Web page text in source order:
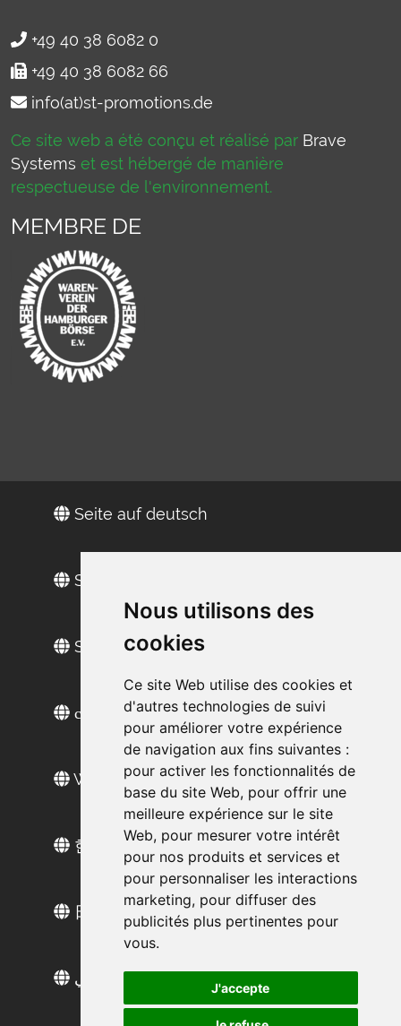
Nous utilisons des
cookies
Ce site Web utilise des cookies et
d'autres technologies de suivi
pour améliorer votre expérience
de navigation aux fins suivantes :
pour activer les fonctionnalités de
base du site Web, pour offrir une
meilleure expérience sur le site
Web, pour mesurer votre intérêt
pour nos produits et services et
pour personnaliser les interactions
marketing, pour diffuser des
publicités plus pertinentes pour
vous.
J'accepte
+49 40 38 6082 0
+49 40 38 6082 66
info(at)st-promotions.de
Ce site web a été conçu et réalisé par Brave
Systems et est hébergé de manière
respectueuse de l'environnement.
MEMBRE DE
Seite auf deutsch
Site in Englisch
Sitio web en español
сайт на русском
Web sitesi türkçe
한국 웹 사이트
日本語ウェブサイト
الموقع العربي